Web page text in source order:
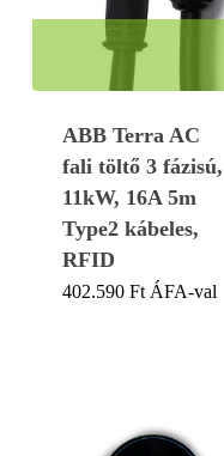
ABB Terra AC
fali töltő 3 fázisú,
11kW, 16A 5m
Type2 kábeles,
RFID
402.590 Ft ÁFA-val